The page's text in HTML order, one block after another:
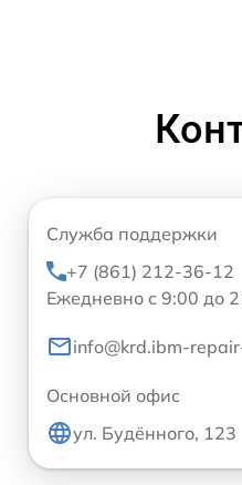
Служба поддержки
+7 (861) 212-36-12
Ежедневно с 9:00 до
info@krd.ibm-
Основной офис
ул. Будённого, 123